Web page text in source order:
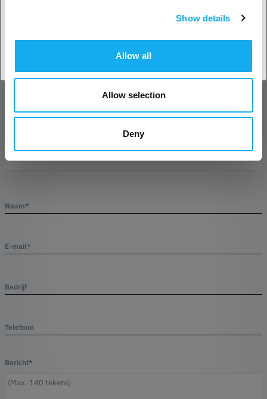
Show details
Allow all
Allow selection
Deny
VRAGEN OVER HET PRODUCT?
Naam*
E-mail*
Bedrijf
Telefoon
Bericht*